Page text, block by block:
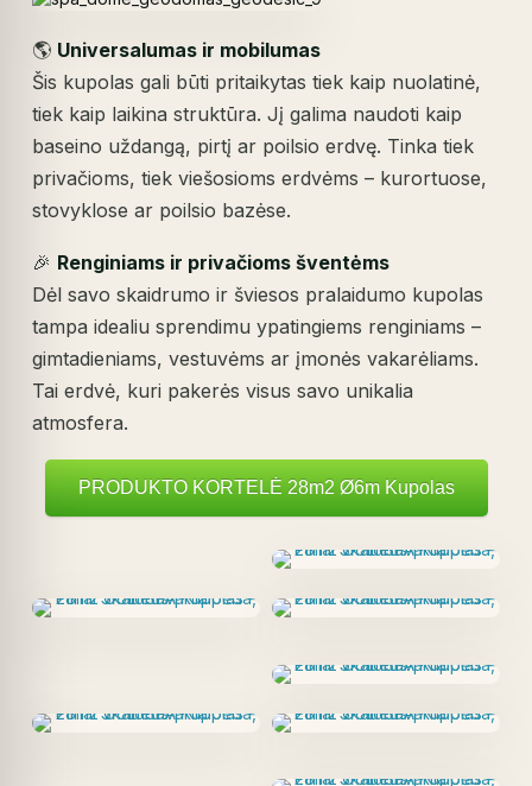
🌎 Universalumas ir mobilumas
Šis kupolas gali būti pritaikytas tiek kaip nuolatinė,
tiek kaip laikina struktūra. Jį galima naudoti kaip
baseino uždangą, pirtį ar poilsio erdvę. Tinka tiek
privačioms, tiek viešosioms erdvėms – kurortuose,
stovyklose ar poilsio bazėse.
🎉 Renginiams ir privačioms šventėms
Dėl savo skaidrumo ir šviesos pralaidumo kupolas
tampa idealiu sprendimu ypatingiems renginiams –
gimtadieniams, vestuvėms ar įmonės vakarėliams.
Tai erdvė, kuri pakerės visus savo unikalia
atmosfera.
PRODUKTO KORTELĖ 28m2 Ø6m Kupolas